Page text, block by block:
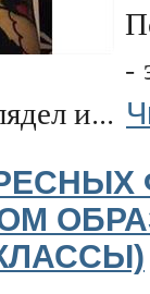
-
и...
КЛАССЫ)